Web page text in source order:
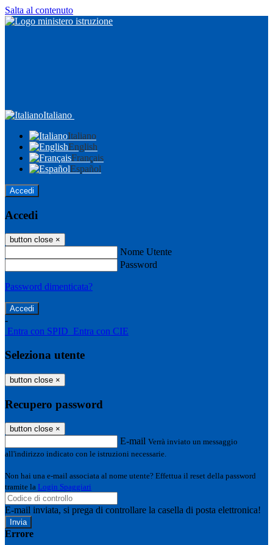
Salta al contenuto
Italiano
Italiano
English
Français
Español
Accedi
Accedi
button close ×
Nome Utente
Password
Password dimenticata?
-
Entra con SPID Entra con CIE
Seleziona utente
button close ×
Recupero password
button close ×
E-mail Verrà inviato un messaggio
all'indirizzo indicato con le istruzioni necessarie.
Non hai una e-mail associata al nome utente? Effettua il reset della password
tramite la Login Spaggiari
E-mail inviata, si prega di controllare la casella di posta elettronica!
Errore